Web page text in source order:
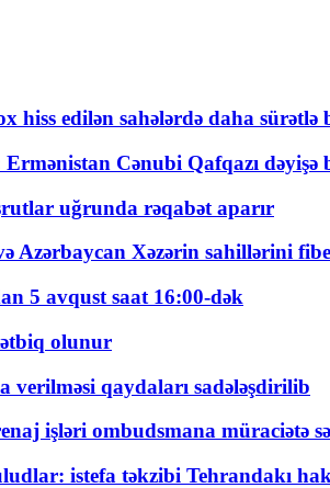
hiss edilən sahələrdə daha sürətlə
Cənubi Qafqazı
uğrunda rəqabət aparır
Azərbaycan Xəzərin sahillərini
5 avqust saat 16:00-dək
olunur
verilməsi qaydaları sadələşdirilib
işləri ombudsmana müraciətə
istefa təkzibi Tehrandakı